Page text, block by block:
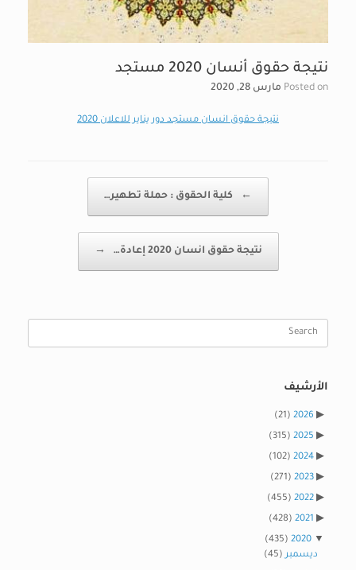
نتيجة حقوق أنسان 2020 مستجد
Posted on مارس 28, 2020
نتيجة حقوق انسان مستجد دور يناير للاعلان 2020
← كلية الحقوق : حملة تطهير…
نتيجة حقوق انسان 2020 إعادة… →
Search
الأرشيف
2026
(21)
2025
(315)
2024
(102)
2023
(271)
2022
(455)
2021
(428)
2020
(435)
ديسمبر(45)